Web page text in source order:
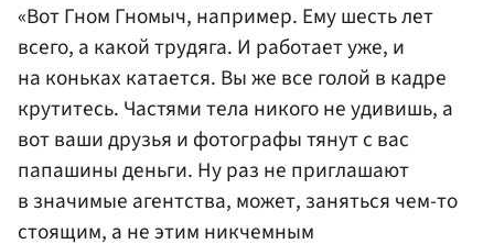
«Вот Гном Гномыч, например. Ему шесть лет
всего, а какой трудяга. И работает уже, и
на коньках катается. Вы же все голой в кадре
крутитесь. Частями тела никого не удивишь, а
вот ваши друзья и фотографы тянут с вас
папашины деньги. Ну раз не приглашают
в значимые агентства, может, заняться чем-то
стоящим, а не этим никчемным